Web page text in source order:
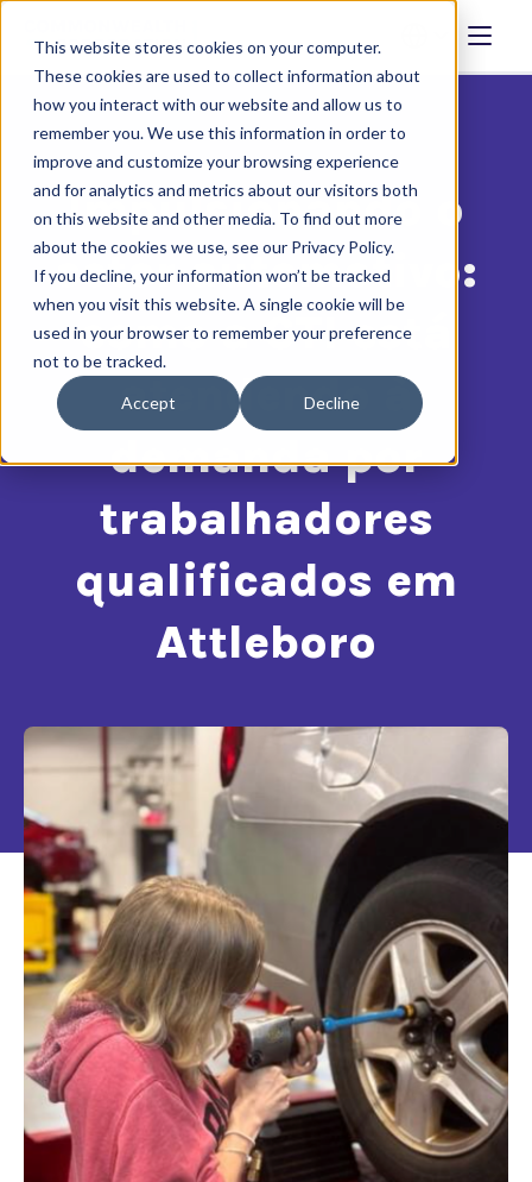
This website stores cookies on your computer.
These cookies are used to collect information about
how you interact with our website and allow us to
remember you. We use this information in order to
improve and customize your browsing experience
and for analytics and metrics about our visitors both
on this website and other media. To find out more
about the cookies we use, see our Privacy Policy.
If you decline, your information won’t be tracked
when you visit this website. A single cookie will be
used in your browser to remember your preference
not to be tracked.
Accept Decline
Impulsionando o
setor automotivo:
como a CTI está
atendendo à
demanda por
trabalhadores
qualificados em
Attleboro